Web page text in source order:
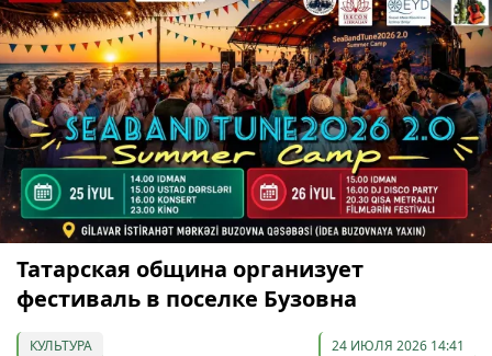
Татарская община организует
фестиваль в поселке Бузовна
КУЛЬТУРА 24 ИЮЛЯ 2026 14:41